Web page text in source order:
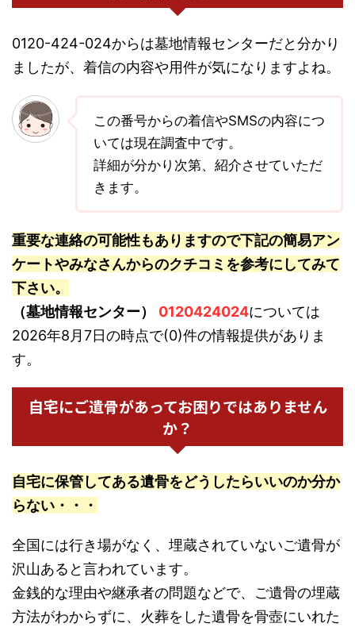
0120-424-024からは墓地情報センターだと分かり
ましたが、着信の内容や用件が気になりますよね。
この番号からの着信やSMSの内容につ
いては現在調査中です。
詳細が分かり次第、紹介させていただ
きます。
重要な連絡の可能性もありますので下記の簡易アン
ケートやみなさんからのクチコミを参考にしてみて
下さい。
（墓地情報センター）
0120424024については
2026年8月7日の時点で(0)件の情報提供がありま
す。
自宅にご遺骨があってお困りではありません
か？
自宅に保管してある遺骨をどうしたらいいのか分か
らない・・・
全国には行き場がなく、埋蔵されていないご遺骨が
沢山あると言われています。
金銭的な理由や継承者の問題などで、ご遺骨の埋蔵
方法がわからずに、火葬をした遺骨を骨壺にいれた